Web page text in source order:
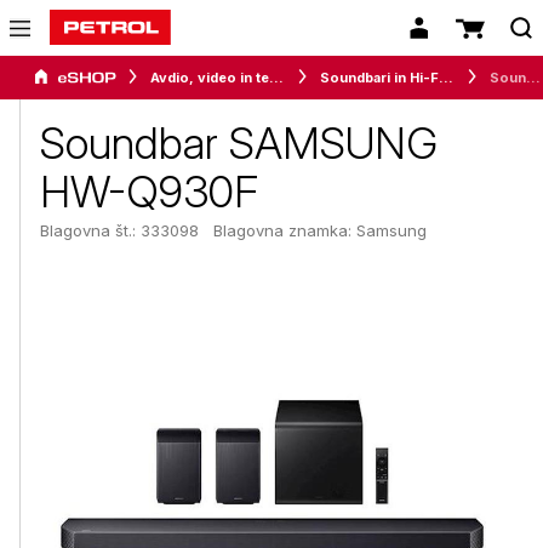
Avdio, video in telefonija Soundbari in Hi-Fi zvočniki Soundbar SAMSUNG HW-Q930F
Soundbar SAMSUNG
HW-Q930F
Blagovna št.: 333098 Blagovna znamka: Samsung